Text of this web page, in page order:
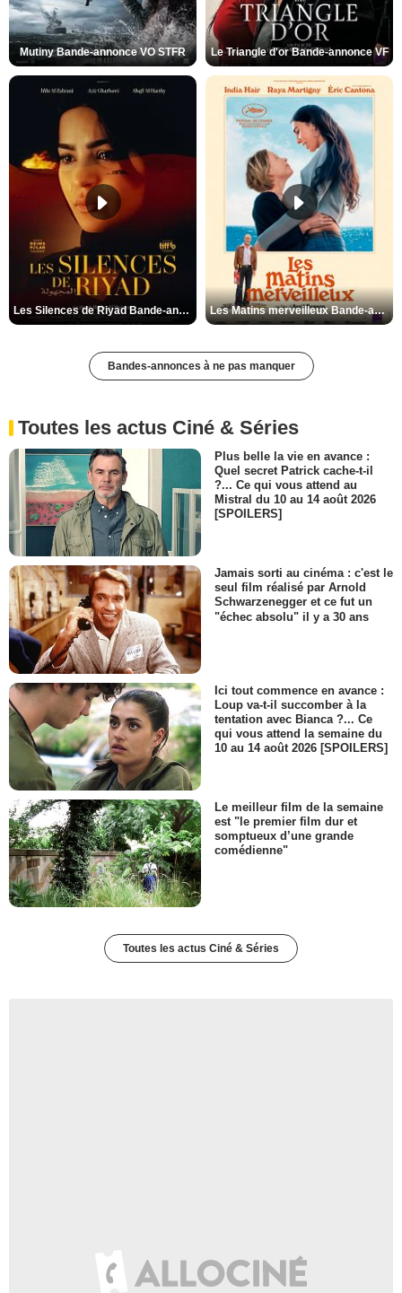
Mutiny Bande-annonce VO STFR Le Triangle d'or Bande-annonce VF
Les Silences de Riyad Bande-annonce VO STFR Les Matins merveilleux Bande-annonce VF
Bandes-annonces à ne pas manquer
Toutes les actus Ciné & Séries
Plus belle la vie en avance :
Quel secret Patrick cache-t-il
?... Ce qui vous attend au
Mistral du 10 au 14 août 2026
[SPOILERS]
Jamais sorti au cinéma : c'est le
seul film réalisé par Arnold
Schwarzenegger et ce fut un
"échec absolu" il y a 30 ans
Ici tout commence en avance :
Loup va-t-il succomber à la
tentation avec Bianca ?... Ce
qui vous attend la semaine du
10 au 14 août 2026 [SPOILERS]
Le meilleur film de la semaine
est "le premier film dur et
somptueux d’une grande
comédienne"
Toutes les actus Ciné & Séries